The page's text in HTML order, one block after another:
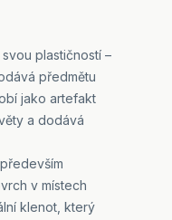
plastičností –
předmětu
jako artefakt
a dodává
v místech
klenot, který